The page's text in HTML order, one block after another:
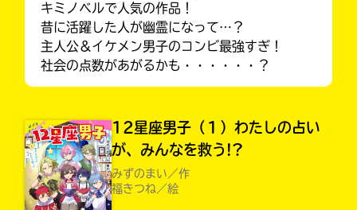
キミノベルで人気の作品！
昔に活躍した人が幽霊になって…？
主人公＆イケメン男子のコンビ最強すぎ！
社会の点数があがるかも・・・・・・？
12星座男子（１）わたしの占い
が、みんなを救う!?
みずのまい／作
福きつね／絵